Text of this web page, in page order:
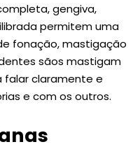
gengiva,
permitem uma
fonação, mastigação
sãos mastigam
falar claramente e
e com os outros.